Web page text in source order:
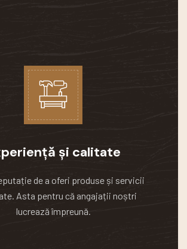
și calitate
de a oferi produse și servicii
Asta pentru că angajații noștri
lucrează împreună.